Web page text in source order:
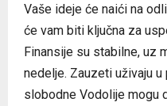
Vaše ideje će naići na
će vam biti ključna za
Finansije su stabilne, uz
nedelje. Zauzeti uživaju
slobodne Vodolije mogu